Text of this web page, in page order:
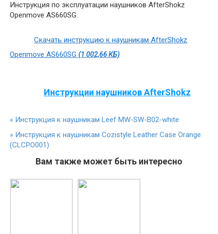
Инструкция по эксплуатации наушников AfterShokz
Openmove AS660SG.
Скачать инструкцию к наушникам AfterShokz
Openmove AS660SG (1 002,66 КБ)
Инструкции наушников AfterShokz
« Инструкция к наушникам Leef MW-SW-B02-white
» Инструкция к наушникам Cozistyle Leather Case Orange
(CLCPO001)
Вам также может быть интересно